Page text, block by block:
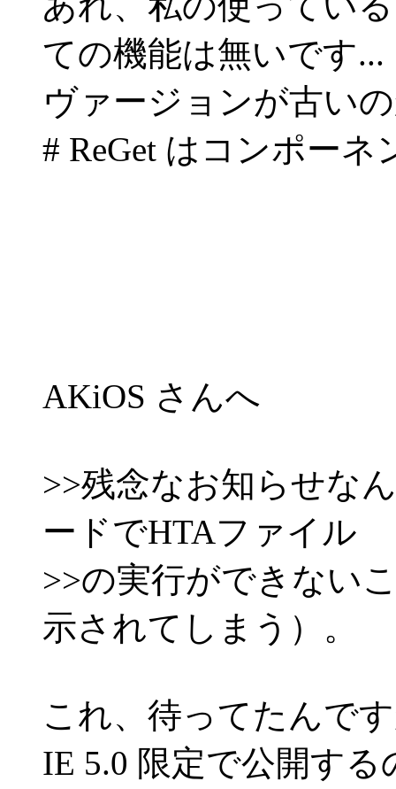
ての機能は無いです...
ヴァージョンが古い
# ReGet はコンポー
AKiOS さんへ
>>残念なお知らせな
ードでHTAファイル
>>の実行ができない
示されてしまう）。
これ、待ってたんで
IE 5.0 限定で公開す